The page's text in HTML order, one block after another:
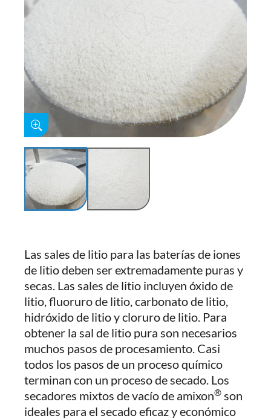
Las sales de litio para las baterías de iones
de litio deben ser extremadamente puras y
secas. Las sales de litio incluyen óxido de
litio, fluoruro de litio, carbonato de litio,
hidróxido de litio y cloruro de litio. Para
obtener la sal de litio pura son necesarios
muchos pasos de procesamiento. Casi
todos los pasos de un proceso químico
terminan con un proceso de secado. Los
secadores mixtos de vacío de amixon® son
ideales para el secado eficaz y económico